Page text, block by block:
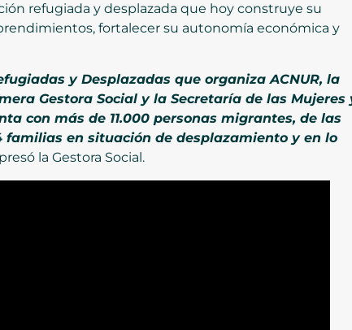
refugiada y desplazada que hoy construye su
fortalecer su autonomía económica y
y Desplazadas que organiza ACNUR, la
Gestora Social y la Secretaría de las Mujeres
con más de 11.000 personas migrantes, de las
familias en situación de desplazamiento y en lo
la Gestora Social.